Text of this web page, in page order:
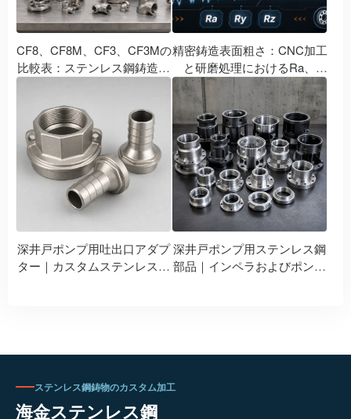
CF8、CF8M、CF3、CF3Mの
比較表：ステンレス鋼鋳造グ
304L、および316Lにどのよう
に対応しますか？
精密鋳造表面粗さ：CNC加工
と研磨処理におけるRa、
Ry、Rzの比較
深井戸ポンプ用吐出口アダプ
ター｜カスタムステンレス製
深井戸ポンプ用ステンレス鋼
部品｜インペラおよびポンプ
ステンレス鋼鋳物のカスタム加工
海金ステンレス鋼